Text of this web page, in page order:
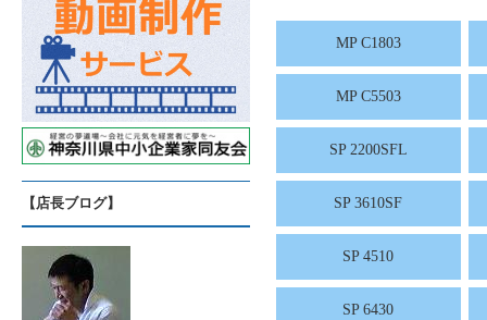
MP C1803
MP C5503
SP 2200SFL
SP 3610SF
SP 4510
SP 6430
【店長ブログ】